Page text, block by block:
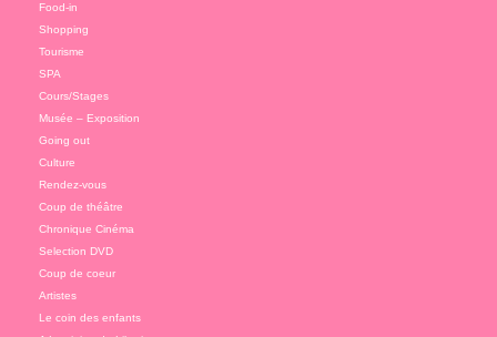
Food-in
Shopping
Tourisme
SPA
Cours/Stages
Musée – Exposition
Going out
Culture
Rendez-vous
Coup de théâtre
Chronique Cinéma
Selection DVD
Coup de coeur
Artistes
Le coin des enfants